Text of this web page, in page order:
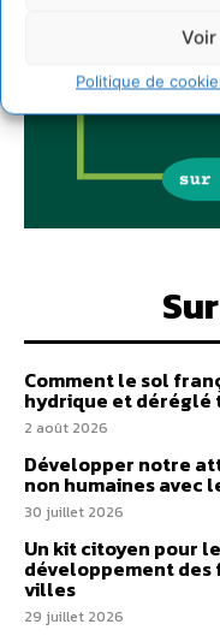
Politique de
Comment le sol
hydrique et
2 août 2026
Développer notre
non humaines avec
30 juillet 2026
Un kit citoyen pour
développement des
villes
29 juillet 2026